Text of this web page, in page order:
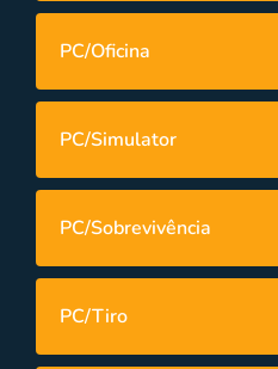
PC/Oficina
PC/Simulator
PC/Sobrevivência
PC/Tiro